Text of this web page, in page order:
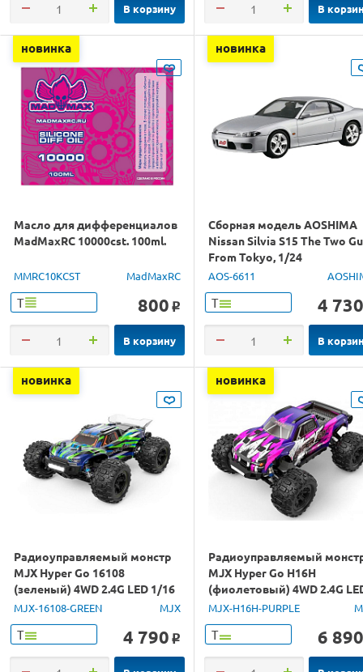
В корзину В
новинка
Масло для дифференциалов
MadMaxRC 10000cst. 100ml.
MMRC10KCST MadMaxRC
Т 800 o
В корзину
новинка
Сборная модель AOSHIMA
Nissan Silvia S15 The Two
From Tokyo, 1/24
AOS-6611
Т 4 730
В
новинка
Радиоуправляемый монстр
MJX Hyper Go 16108
(зеленый) 4WD 2.4G LED 1/16
RTR
MJX-16108-GREEN MJX
Т 4 790 o
новинка
Радиоуправляемый
MJX Hyper Go H16H
(фиолетовый) 4WD 2.4G
GPS 1/16 RTR
MJX-H16H-PURPLE
Т 6 890